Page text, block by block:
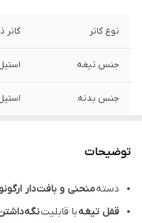
نوع کاتر کاتر
جنس تیغه
جنس بدنه
توضیحات
دستهمنحنی و بافت‌دار
قفل تیغهبا قابلیتنگه‌داشتن در